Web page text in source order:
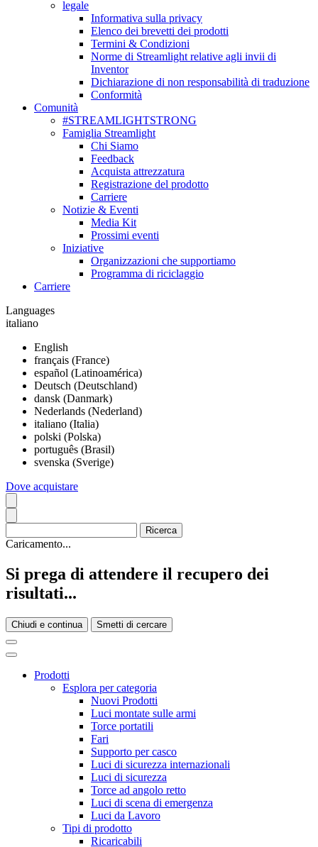
legale
Informativa sulla privacy
Elenco dei brevetti dei prodotti
Termini & Condizioni
Norme di Streamlight relative agli invii di
Inventor
Dichiarazione di non responsabilità di traduzione
Conformità
Comunità
#STREAMLIGHTSTRONG
Famiglia Streamlight
Chi Siamo
Feedback
Acquista attrezzatura
Registrazione del prodotto
Carriere
Notizie & Eventi
Media Kit
Prossimi eventi
Iniziative
Organizzazioni che supportiamo
Programma di riciclaggio
Carriere
Languages
italiano
English
français (France)
español (Latinoamérica)
Deutsch (Deutschland)
dansk (Danmark)
Nederlands (Nederland)
italiano (Italia)
polski (Polska)
português (Brasil)
svenska (Sverige)
Dove acquistare
Caricamento...
Si prega di attendere il recupero dei
risultati...
Chiudi e continua Smetti di cercare
Prodotti
Esplora per categoria
Nuovi Prodotti
Luci montate sulle armi
Torce portatili
Fari
Supporto per casco
Luci di sicurezza internazionali
Luci di sicurezza
Torce ad angolo retto
Luci di scena di emergenza
Luci da Lavoro
Tipi di prodotto
Ricaricabili